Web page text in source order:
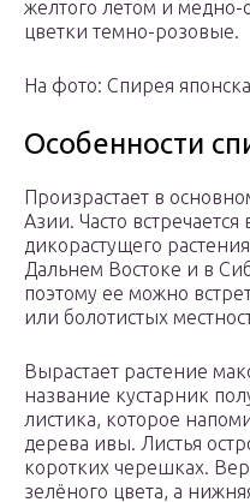
желтого летом и
цветки темно-розовые.
На фото: Спирея
Особенности
Произрастает в
Азии. Часто встречается
дикорастущего
Дальнем Востоке и в
поэтому ее можно
или болотистых
Вырастает растение
название кустарник
листика, которое
дерева ивы. Листья
коротких черешках.
зелёного цвета, а